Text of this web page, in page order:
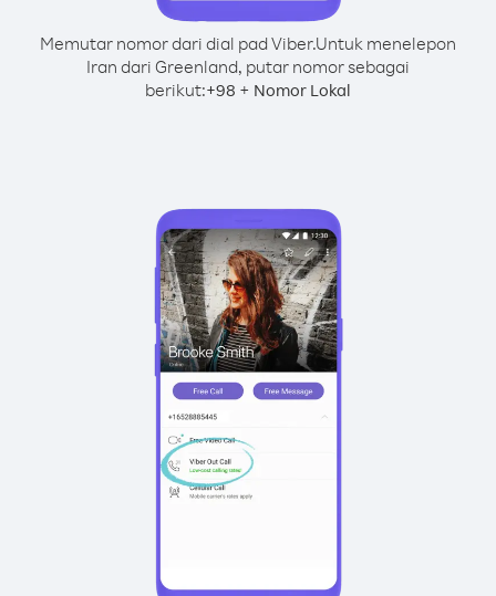
Memutar nomor dari dial pad Viber.Untuk menelepon
Iran dari Greenland, putar nomor sebagai
berikut:+98 + Nomor Lokal